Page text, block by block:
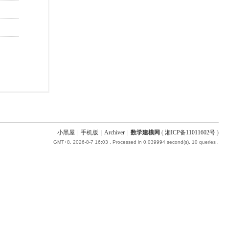
小黑屋 手机版 Archiver 数学建模网 ( 湘ICP备11011602号)
GMT+8, 2026-8-7 16:03 , Processed in 0.039994 second(s), 10 queries .